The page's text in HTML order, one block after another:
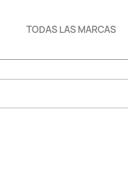
TODAS LAS MARCAS